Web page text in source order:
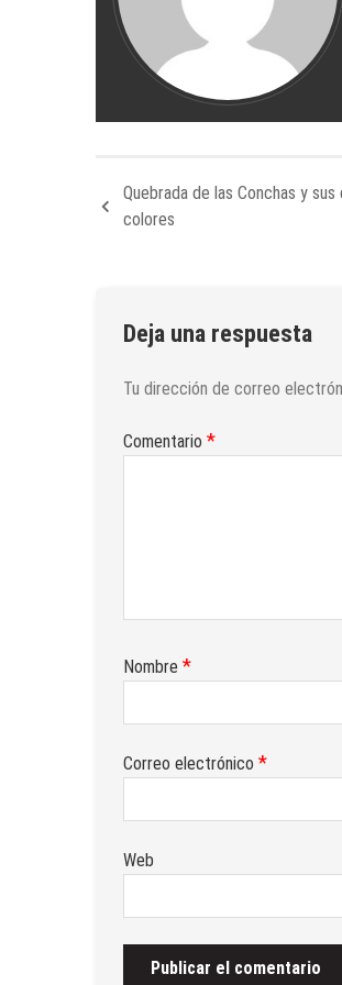
Quebrada de las Conchas y
colores
Deja una respuesta
Tu dirección de correo
Comentario *
Nombre *
Correo electrónico *
Web